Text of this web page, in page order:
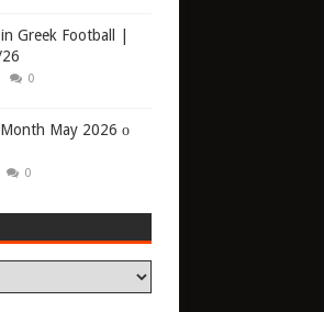
Greek Football |
0
May 2026 ο
0